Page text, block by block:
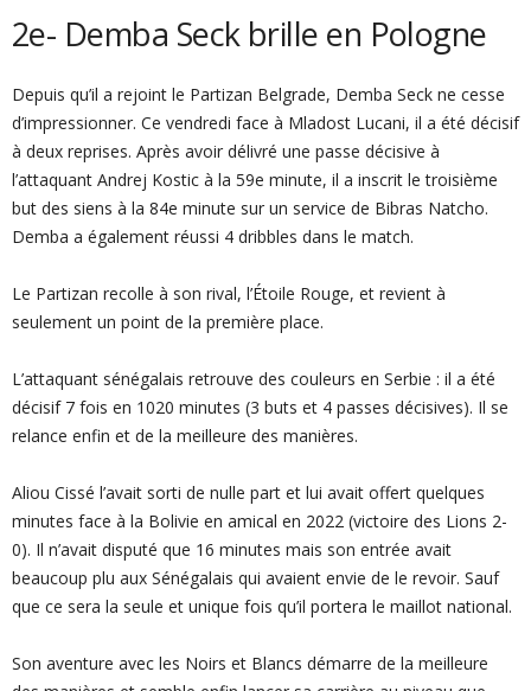
2e- Demba Seck brille en Pologne
Depuis qu’il a rejoint le Partizan Belgrade, Demba Seck ne cesse
d’impressionner. Ce vendredi face à Mladost Lucani, il a été décisif
à deux reprises. Après avoir délivré une passe décisive à
l’attaquant Andrej Kostic à la 59e minute, il a inscrit le troisième
but des siens à la 84e minute sur un service de Bibras Natcho.
Demba a également réussi 4 dribbles dans le match.
Le Partizan recolle à son rival, l’Étoile Rouge, et revient à
seulement un point de la première place.
L’attaquant sénégalais retrouve des couleurs en Serbie : il a été
décisif 7 fois en 1020 minutes (3 buts et 4 passes décisives). Il se
relance enfin et de la meilleure des manières.
Aliou Cissé l’avait sorti de nulle part et lui avait offert quelques
minutes face à la Bolivie en amical en 2022 (victoire des Lions 2-
0). Il n’avait disputé que 16 minutes mais son entrée avait
beaucoup plu aux Sénégalais qui avaient envie de le revoir. Sauf
que ce sera la seule et unique fois qu’il portera le maillot national.
Son aventure avec les Noirs et Blancs démarre de la meilleure